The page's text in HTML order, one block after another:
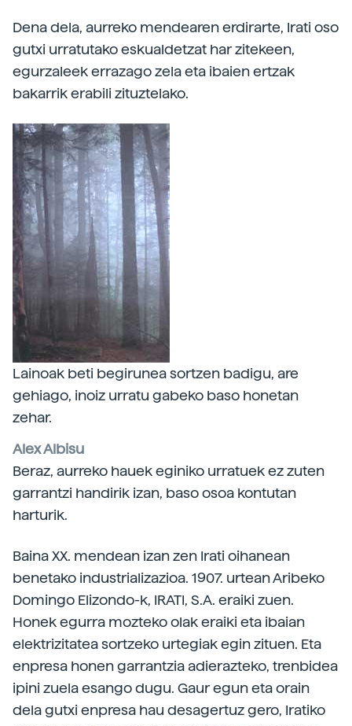
Dena dela, aurreko mendearen erdirarte, Irati oso
gutxi urratutako eskualdetzat har zitekeen,
egurzaleek errazago zela eta ibaien ertzak
bakarrik erabili zituztelako.
Lainoak beti begirunea sortzen badigu, are
gehiago, inoiz urratu gabeko baso honetan
zehar.
Alex Albisu
Beraz, aurreko hauek eginiko urratuek ez zuten
garrantzi handirik izan, baso osoa kontutan
harturik.
Baina XX. mendean izan zen Irati oihanean
benetako industrializazioa. 1907. urtean Aribeko
Domingo Elizondo-k, IRATI, S.A. eraiki zuen.
Honek egurra mozteko olak eraiki eta ibaian
elektrizitatea sortzeko urtegiak egin zituen. Eta
enpresa honen garrantzia adierazteko, trenbidea
ipini zuela esango dugu. Gaur egun eta orain
dela gutxi enpresa hau desagertuz gero, Iratiko